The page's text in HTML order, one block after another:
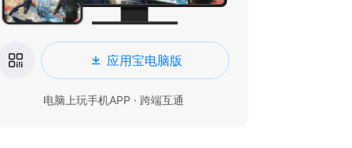
应用宝电脑版
电脑上玩手机APP · 跨端互通